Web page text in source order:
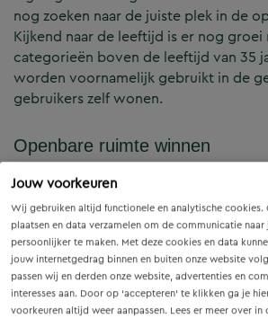
Jouw voorkeuren
Wij gebruiken altijd functionele en analytische
plaatsen en data verzamelen om de communicatie
persoonlijker te maken. Met deze cookies en data
jouw internetgedrag binnen en buiten onze website
passen wij en derden onze website, advertenties en
interesses aan. Door op ‘accepteren’ te klikken ga je
voorkeuren altijd weer aanpassen. Lees er meer over in
nog zoeken naar de juiste plek in de
Kijkend naar de leeftijd is er nog
categorieën boven de leeftijd van 35
worden voornamelijk gebruikt in de
gebruikers zelf wonen.
Openbare ruimte winnen
Deelscooters hebben in combinatie
vervoerwijzen een behoorlijke
ruimte te winnen door het autobezit
dringen. Ruimte die gebruikt kan
ruimtelijke opgaven, zoals
biodiversiteit.